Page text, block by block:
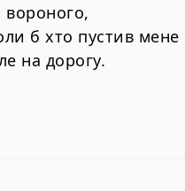
вороного,
б хто пустив мене
на дорогу.